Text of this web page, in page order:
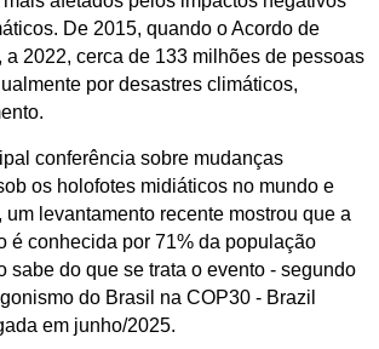
De 2015, quando o Acordo de
a 2022, cerca de 133 milhões de pessoas
por desastres climáticos,
conferência sobre mudanças
os holofotes midiáticos no mundo e
levantamento recente mostrou que a
é conhecida por 71% da população
sabe do que se trata o evento - segundo
do Brasil na COP30 - Brazil
em junho/2025.